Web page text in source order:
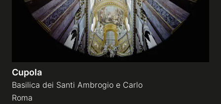
Sequenze
Mostre
Cupola
Basilica dei Santi Ambrogio e Carlo
Roma